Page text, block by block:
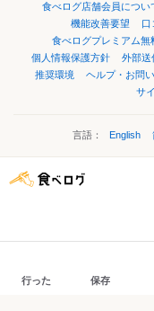
食べログ店舗会員につい
機能改善要望
口
食べログプレミアム無
個人情報保護方針
外部送
推奨環境
ヘルプ・お問
サ
言語： English
行った 保存